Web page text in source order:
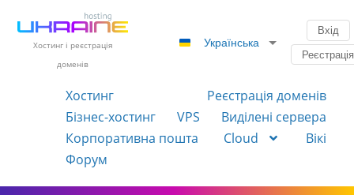
Хостинг і реєстрація
доменів
Українська
Вхід
Реєстрація
Хостинг
Реєстрація доменів
Бізнес-хостинг
VPS
Виділені сервера
Корпоративна пошта
Cloud
Вікі
Форум